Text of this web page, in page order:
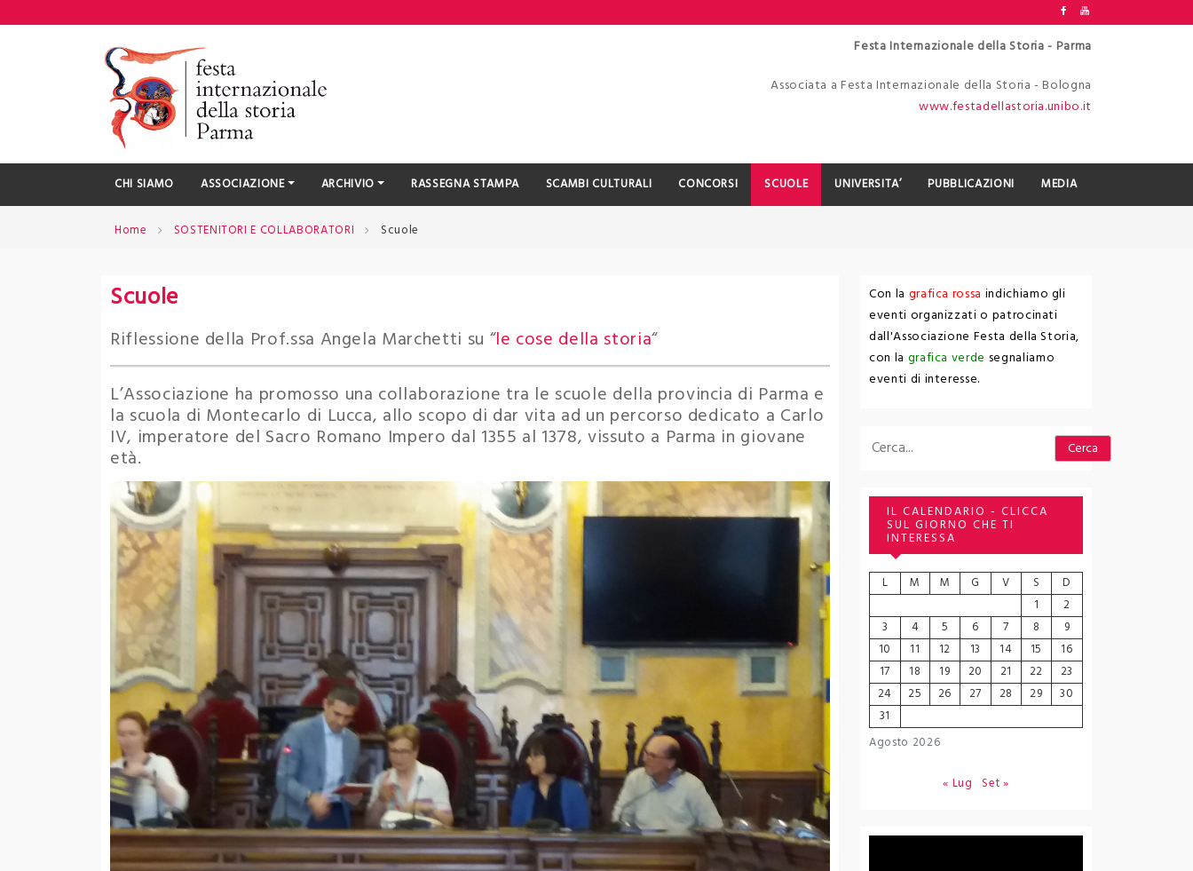
to
Festa Internazionale della Storia - Parma
Associata a Festa Internazionale della Storia - Bologna
www.festadellastoria.unibo.it
CHI SIAMO ASSOCIAZIONE ARCHIVIO RASSEGNA STAMPA SCAMBI CULTURALI CONCORSI SCUOLE UNIVERSITA’ PUBBLICAZIONI MEDIA
Home SOSTENITORI E COLLABORATORI Scuole
Scuole
Riflessione della Prof.ssa Angela Marchetti su “le cose della storia“
L’Associazione ha promosso una collaborazione tra le scuole della provincia di Parma e
la scuola di Montecarlo di Lucca, allo scopo di dar vita ad un percorso dedicato a Carlo
IV, imperatore del Sacro Romano Impero dal 1355 al 1378, vissuto a Parma in giovane
età.
Con la grafica rossa indichiamo gli
eventi organizzati o patrocinati
dall'Associazione Festa della Storia,
con la grafica verde segnaliamo
eventi di interesse.
Cerca Cerca
IL CALENDARIO - CLICCA
SUL GIORNO CHE TI
INTERESSA
Agosto 2026
L M M G V S
D
1
2
3
4 5 6 7 8
9
10
11 12 13 14 15
16
17
18 19 20 21 22
23
24
25 26 27 28 29
30
31
« Lug Set »